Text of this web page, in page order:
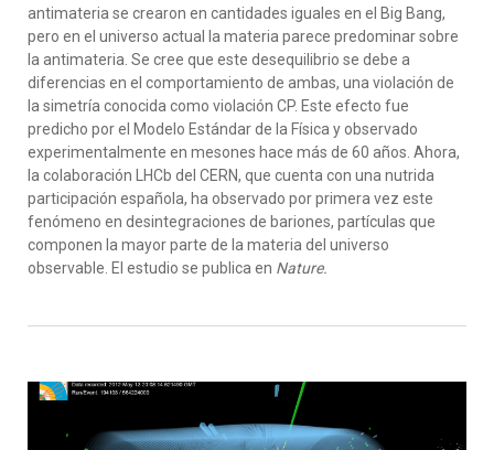
antimateria se crearon en cantidades iguales en el Big Bang,
pero en el universo actual la materia parece predominar sobre
la antimateria. Se cree que este desequilibrio se debe a
diferencias en el comportamiento de ambas, una violación de
la simetría conocida como violación CP. Este efecto fue
predicho por el Modelo Estándar de la Física y observado
experimentalmente en mesones hace más de 60 años. Ahora,
la colaboración LHCb del CERN, que cuenta con una nutrida
participación española, ha observado por primera vez este
fenómeno en desintegraciones de bariones, partículas que
componen la mayor parte de la materia del universo
observable. El estudio se publica en Nature.